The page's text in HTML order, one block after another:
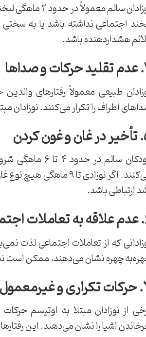
اجتماعی نداشته باشد یا به
هشداردهنده باشد.
طبیعی معمولاً رفتارهای
اطراف را تکرار می‌کنند. نوزادان
کردن
کودکان سالم
می‌کنند. اگر نوزادی تا
ارتباطی باشد.
که از تعاملات اجتماعی لذت
نشان می‌دهند، ممکن است
از نوزادان مبتلا به اوتیسم
اشیا را نشان می‌دهند. این